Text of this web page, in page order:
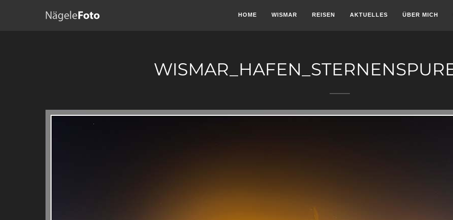
HOME WISMAR REISEN AKTUELLES ÜBER MICH